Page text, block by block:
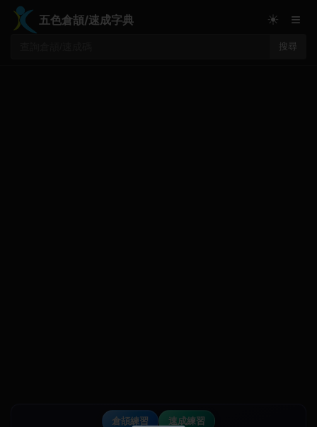
五色倉頡/速成字典
搜尋
☀ ≡
倉頡練習
速成練習